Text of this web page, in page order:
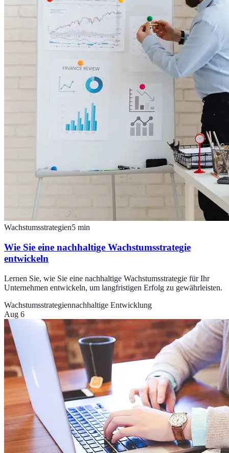
Wachstumsstrategien5 min
Wie Sie eine nachhaltige Wachstumsstrategie
entwickeln
Lernen Sie, wie Sie eine nachhaltige Wachstumsstrategie für Ihr
Unternehmen entwickeln, um langfristigen Erfolg zu gewährleisten.
Wachstumsstrategiennachhaltige Entwicklung
Aug 6